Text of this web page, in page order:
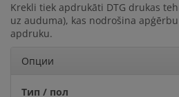
Krekli tiek apdrukāti DTG drukas
uz auduma), kas nodrošina
apdruku.
Опции
Тип / пол